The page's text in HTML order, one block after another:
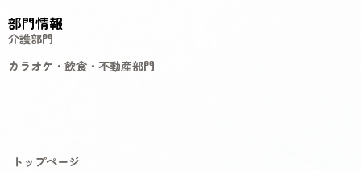
部門情報
介護部門
カラオケ・飲食・不動産部門
トップページ